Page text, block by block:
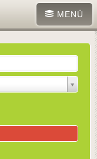
MENÜ